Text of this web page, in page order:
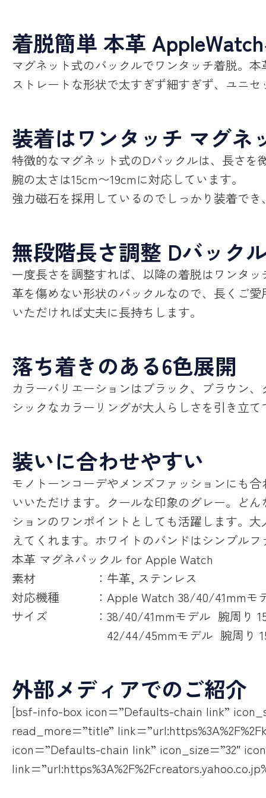
着脱簡単 本革
マグネット式のバックルでワンタッチ着脱。
ストレートな形状で太すぎず細すぎず、ユニ
装着はワンタッチ マグネ
特徴的なマグネット式のDバックルは、長さ
腕の太さは15cm〜19cmに対応しています。
強力磁石を採用しているのでしっかり装着で
無段階長さ調整 Dバック
一度長さを調整すれば、以降の着脱はワンタ
革を傷めない形状のバックルなので、長くご
いただければ丈夫に長持ちします。
落ち着きのある6色展開
カラーバリエーションはブラック、ブラウン
シックなカラーリングが大人らしさを引き立
装いに合わせやすい
モノトーンコーデやメンズファッションにも
いいただけます。 クールな印象のグレー。ど
ションのワンポイントとしても活躍します。 大
えてくれます。 ホワイトのバンドはシンプル
本革 マグネバックル for Apple Watch
素材 ：牛革, ステンレス
対応機種 ：Apple Watch 38/40/41mmモ
サイズ ：38/40/41mmモデル 腕周り
42/44/45mmモデル 腕周り
外部メディアでのご紹介
[bsf-info-box icon=”Defaults-chain link”
read_more=”title”
icon=”Defaults-chain link” icon_size=”32″